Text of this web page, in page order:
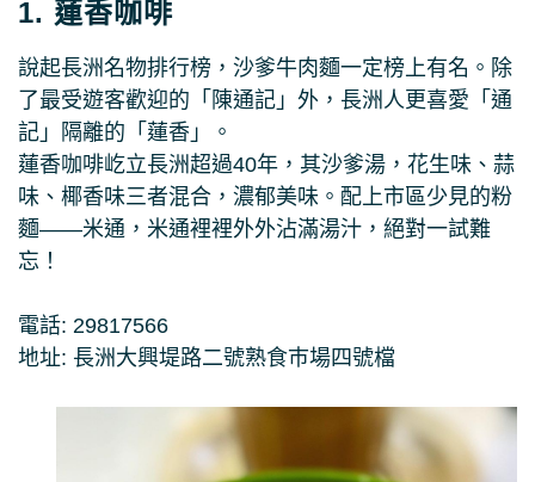
1. 蓮香咖啡
說起長洲名物排行榜，沙爹牛肉麵一定榜上有名。除
了最受遊客歡迎的「陳通記」外，長洲人更喜愛「通
記」隔離的「蓮香」。
蓮香咖啡屹立長洲超過40年，其沙爹湯，花生味、蒜
味、椰香味三者混合，濃郁美味。配上市區少見的粉
麵——米通，米通裡裡外外沾滿湯汁，絕對一試難
忘！
電話: 29817566
地址: 長洲大興堤路二號熟食巿場四號檔